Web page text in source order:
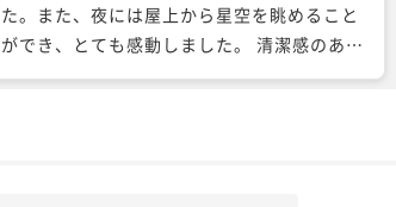
た。また、夜には屋上から星空を眺めること
ができ、とても感動しました。 清潔感のある
広いお部屋で、何不自由なく自宅のようにリ